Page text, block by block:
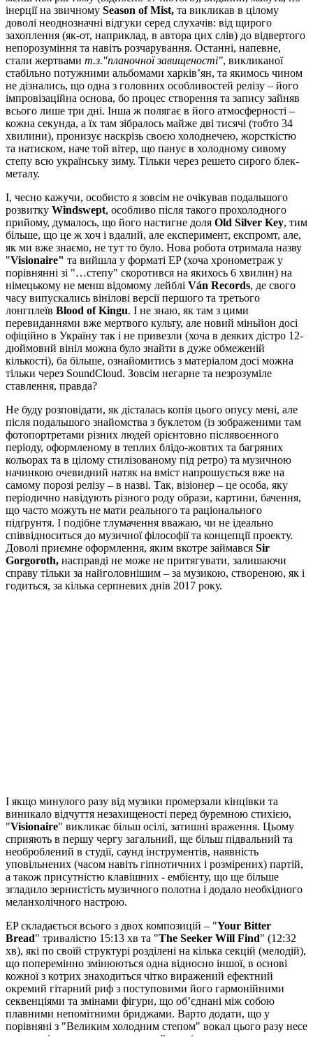
інерції на звичному Season of Mist, та викликав в цілому
доволі неоднозначні відгуки серед слухачів: від щирого
захоплення (як-от, наприклад, в автора цих слів) до відвертого
непорозуміння та навіть розчарування. Останні, напевне,
стали жертвами т.з."планочної завищеності", викликаної
стабільно потужними альбомами харків’ян, та якимось чином
не дізнались, що одна з головних особливостей релізу – його
імпровізаційна основа, бо процес створення та запису зайняв
всього лише три дні. Інша ж полягає в його атмосферності –
кожна секунда, а їх там зібралось майже дві тисячі (тобто 34
хвилини), пронизує наскрізь своєю холоднечею, жорсткістю
та натиском, наче той вітер, що панує в холодному сивому
степу всю українську зиму. Тільки через решето сирого блек-
металу.
І, чесно кажучи, особисто я зовсім не очікував подальшого
розвитку Windswept, особливо після такого прохолодного
прийому, думалось, що його настигне доля Old Silver Key, тим
більше, що це ж хоч і вдалий, але експеримент, експромт, але,
як ми вже знаємо, не тут то було. Нова робота отримала назву
"Visionaire" та вийшла у форматі EP (хоча хронометраж у
порівнянні зі "…степу" скоротився на якихось 6 хвилин) на
німецькому не менш відомому лейблі Ván Records, де свого
часу випускались вінілові версії першого та третього
лонгплеїв Blood of Kingu. І не знаю, як там з цими
перевиданнями вже мертвого культу, але новий міньйон досі
офіційно в Україну так і не привезли (хоча в деяких дістро 12-
дюймовий вініл можна було знайти в дуже обмеженій
кількості), ба більше, ознайомитись з матеріалом досі можна
тільки через SoundCloud. Зовсім негарне та незрозуміле
ставлення, правда?
Не буду розповідати, як дісталась копія цього опусу мені, але
після подальшого знайомства з буклетом (із зображеними там
фотопортретами різних людей орієнтовно післявоєнного
періоду, оформленому в теплих блідо-жовтих та багряних
кольорах та в цілому стилізованому під ретро) та музичною
начинкою очевидний натяк на вміст напрошується вже на
самому порозі релізу – в назві. Так, візіонер – це особа, яку
періодично навідують різного роду образи, картини, бачення,
що часто можуть не мати реального та раціонального
підґрунтя. І подібне тлумачення вважаю, чи не ідеально
співвідноситься до музичної філософії та концепції проекту.
Доволі приємне оформлення, яким вкотре займався Sir
Gorgoroth, насправді не може не притягувати, залишаючи
справу тільки за найголовнішим – за музикою, створеною, як і
годиться, за кілька серпневих днів 2017 року.
І якщо минулого разу від музики промерзали кінцівки та
виникало відчуття незахищеності перед буремною стихією,
"Visionaire" викликає більш осілі, затишні враження. Цьому
сприяють в першу чергу загальний, ще більш підвальний та
необроблений в студії, саунд інструментів, наявність
уповільнених (часом навіть гіпнотичних і розмірених) партій,
а також присутністю клавішних - ембієнту, що ще більше
згладило зернистість музичного полотна і додало необхідного
меланхолічного настрою.
EP складається всього з двох композицій – "Your Bitter
Bread" тривалістю 15:13 хв та "The Seeker Will Find" (12:32
хв), які по своїй структурі розділені на кілька секцій (мелодій),
що поперемінно змінюються одна відносно іншої, в основі
кожної з котрих знаходиться чітко виражений ефектний
окремий гітарний риф з поступовими його гармонійними
секвенціями та змінами фігури, що об’єднані між собою
плавними непомітними бриджами. Варто додати, що у
порівняні з "Великим холодним степом" вокал цього разу несе